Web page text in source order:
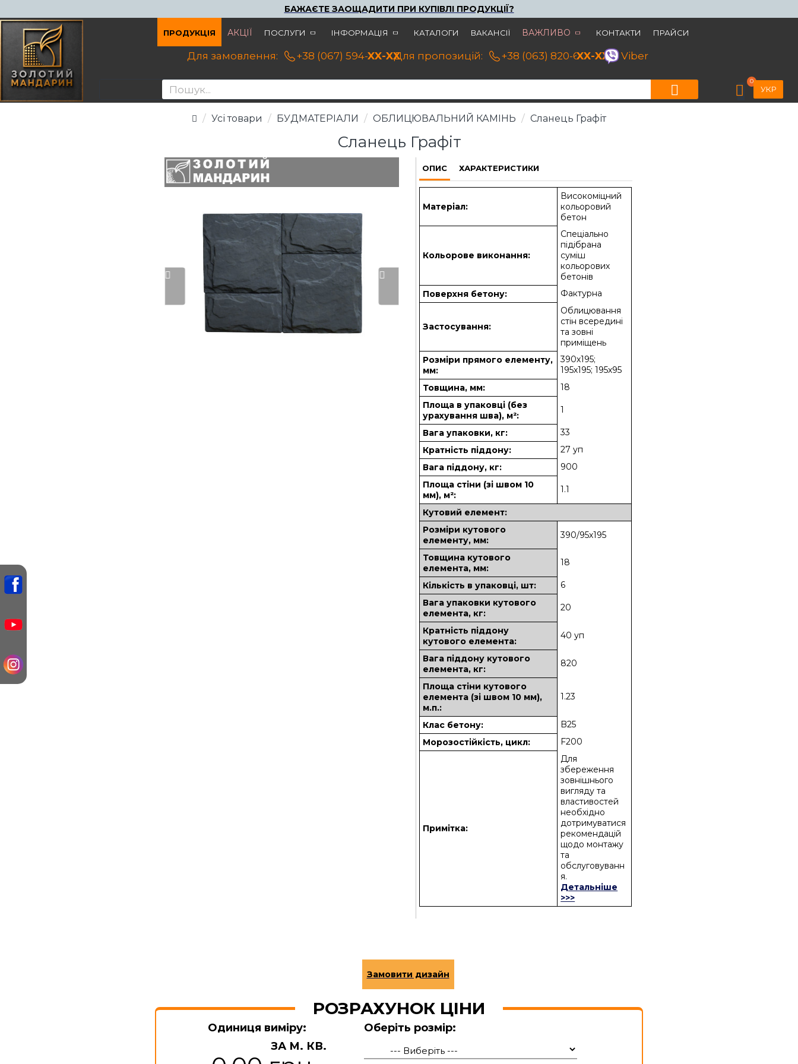
УКР
ПРОДУКЦІЯ АКЦІЇ ПОСЛУГИ ІНФОРМАЦІЯ КАТАЛОГИ ВАКАНСІЇ ВАЖЛИВО КОНТАКТИ ПРАЙСИ
Для замовлення: +38 (067) 594-21-22
XX-XXДля пропозицій: +38 (063) 820-60-79
XX-XX Viber
0
Усі товари БУДМАТЕРІАЛИ ОБЛИЦЮВАЛЬНИЙ КАМІНЬ Сланець Графіт
Сланець Графіт
БАЖАЄТЕ ЗАОЩАДИТИ ПРИ КУПІВЛІ ПРОДУКЦІЇ?
ОПИС ХАРАКТЕРИСТИКИ
Матеріал:
Високоміцний
кольоровий
бетон
Кольорове виконання:
Спеціально
підібрана
суміш
кольорових
бетонів
Поверхня бетону:
Фактурна
Застосування:
Облицювання
стін всередині
та зовні
приміщень
Розміри прямого елементу,
мм:
390х195;
195х195; 195х95
Товщина, мм:
18
Площа в упаковці (без
урахування шва), м²:
1
Вага упаковки, кг:
33
Кратність піддону:
27 уп
Вага піддону, кг:
900
Площа стіни (зі швом 10
мм), м²:
1.1
Кутовий елемент:
Розміри кутового
елементу, мм:
390/95х195
Товщина кутового
елемента, мм:
18
Кількість в упаковці, шт:
6
Вага упаковки кутового
елемента, кг:
20
Кратність піддону
кутового елемента:
40 уп
Вага піддону кутового
елемента, кг:
820
Площа стіни кутового
елемента (зі швом 10 мм),
м.п.:
1.23
Клас бетону:
B25
Морозостійкість, цикл:
F200
Примітка:
Для
збереження
зовнішнього
вигляду та
властивостей
необхідно
дотримуватися
рекомендацій
щодо монтажу
та
обслуговуванн
я.
Детальніше
>>>
РОЗРАХУНОК ЦІНИ
Одиниця виміру:
ЗА М. КВ.
Оберіть розмір: